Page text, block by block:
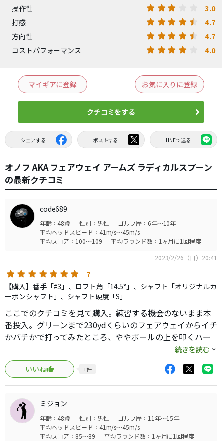
操作性 3.0
打感 4.7
方向性 4.7
コストパフォーマンス 4.0
マイギアに登録 お気に入りに登録
クチコミをする
シェアする ポストする LINEで送る
オノフ AKA フェアウェイ アームズ ラディカルスプーン
の最新クチコミ
code689
年齢：48歳 性別：男性
ゴルフ歴：6年～10年
平均ヘッドスピード：41m/s～45m/s
平均スコア：100～109
平均ラウンド数：1ヶ月に1回程度
2023/2/26（日）20:41
7
【購入】番手「#3」、ロフト角「14.5°」、シャフト「オリジナルカ
ーボンシャフト」、シャフト硬度「S」
ここでのクチコミを見て購入。練習する機会のないまま本
番投入。グリーンまで230ydくらいのフェアウェイからイチ
かバチかで打ってみたところ、ややボールの上を叩くハー
トップ気味な当たりだったものの低弾道かつ低スピンの球
でグリーン前まで届きました。グリーン周りの池やクリー
クも避けて方向性も良かったので打った本人が一番驚きま
した。本当に今まで使ったことのあるスプーンの中でぶっ
ちぎりで一番易しいと感じました。ドライバーの調子が悪
い時にティーショットでも使えそうでスコア安定に貢献し
てくれそうです。
続きを読む
いいね
1件
ミジョン
年齢：48歳 性別：男性
ゴルフ歴：11年～15年
平均ヘッドスピード：41m/s～45m/s
平均スコア：85～89
平均ラウンド数：1ヶ月に1回程度